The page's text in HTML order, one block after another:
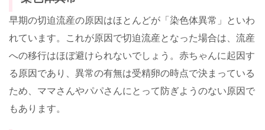
早期の切迫流産の原因はほとんどが「染色体異常」といわ
れています。これが原因で切迫流産となった場合は、流産
への移行はほぼ避けられないでしょう。赤ちゃんに起因す
る原因であり、異常の有無は受精卵の時点で決まっている
ため、ママさんやパパさんにとって防ぎようのない原因で
もあります。